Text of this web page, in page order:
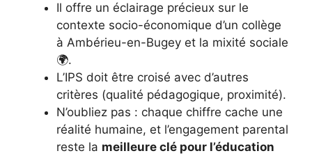
Il offre un éclairage précieux sur le
contexte socio-économique d’un collège
à Ambérieu-en-Bugey et la mixité sociale
🌍.
L’IPS doit être croisé avec d’autres
critères (qualité pédagogique, proximité).
N’oubliez pas : chaque chiffre cache une
réalité humaine, et l’engagement parental
reste la meilleure clé pour l’éducation